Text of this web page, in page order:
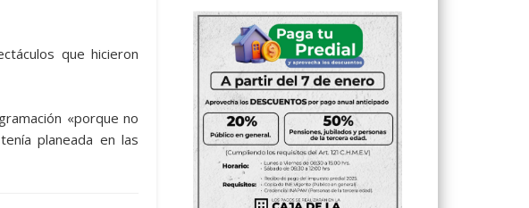
que hicieron
«porque no
planeada en las